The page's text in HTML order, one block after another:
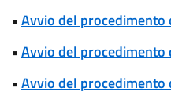
•Avvio del procedimento
•Avvio del
•Avvio del